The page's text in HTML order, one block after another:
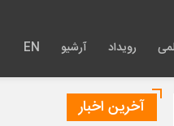
رویداد آرشیو EN
آخرین اخبار